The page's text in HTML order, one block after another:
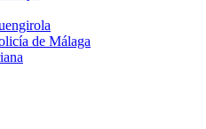
de Málaga